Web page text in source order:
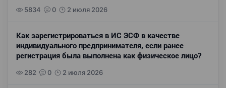
5834 0 2 июля 2026
Как зарегистрироваться в ИС ЭСФ в качестве
индивидуального предпринимателя, если ранее
регистрация была выполнена как физическое лицо?
282 0 2 июля 2026